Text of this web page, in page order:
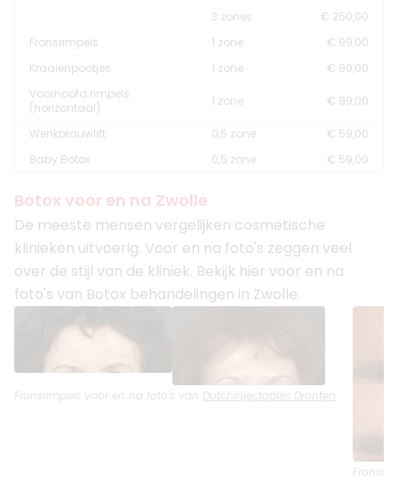
3 zones
€ 250,00
Fronsrimpels
1 zone
€ 99,00
Kraaienpootjes
1 zone
€ 99,00
Voorhoofd rimpels
(horizontaal)
1 zone € 99,00
Wenkbrauwlift 0,5 zone
€ 59,00
Baby Botox
0,5 zone € 59,00
Botox voor en na Zwolle
De meeste mensen vergelijken cosmetische
klinieken uitvoerig. Voor en na foto's zeggen veel
over de stijl van de kliniek. Bekijk hier voor en na
foto's van Botox behandelingen in Zwolle.
Fronsrimpels voor en na foto's van Dutchinjectables Dronten